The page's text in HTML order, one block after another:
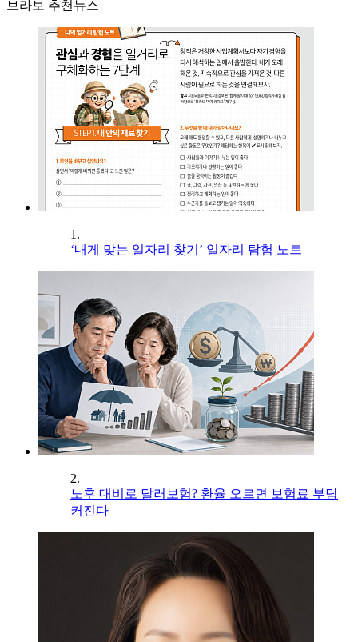
브라보 추천뉴스
1.
‘내게 맞는 일자리 찾기’ 일자리 탐험 노트
2.
노후 대비로 달러보험? 환율 오르면 보험료 부담
커진다